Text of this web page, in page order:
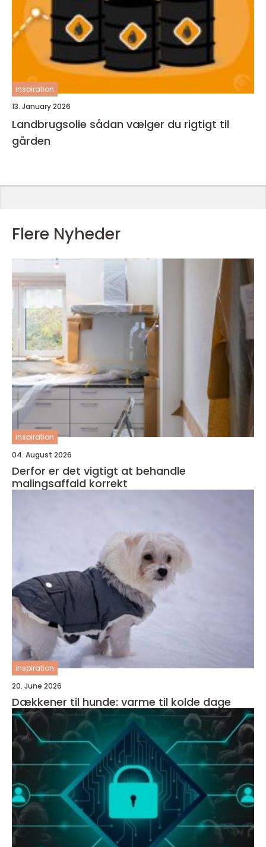
inspiration
13. January 2026
Landbrugsolie sådan vælger du rigtigt til
gården
Flere Nyheder
inspiration
04. August 2026
Derfor er det vigtigt at behandle
malingsaffald korrekt
inspiration
20. June 2026
Dækkener til hunde: varme til kolde dage